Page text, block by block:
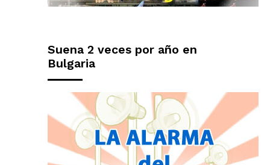
Suena 2 veces por año en
Bulgaria